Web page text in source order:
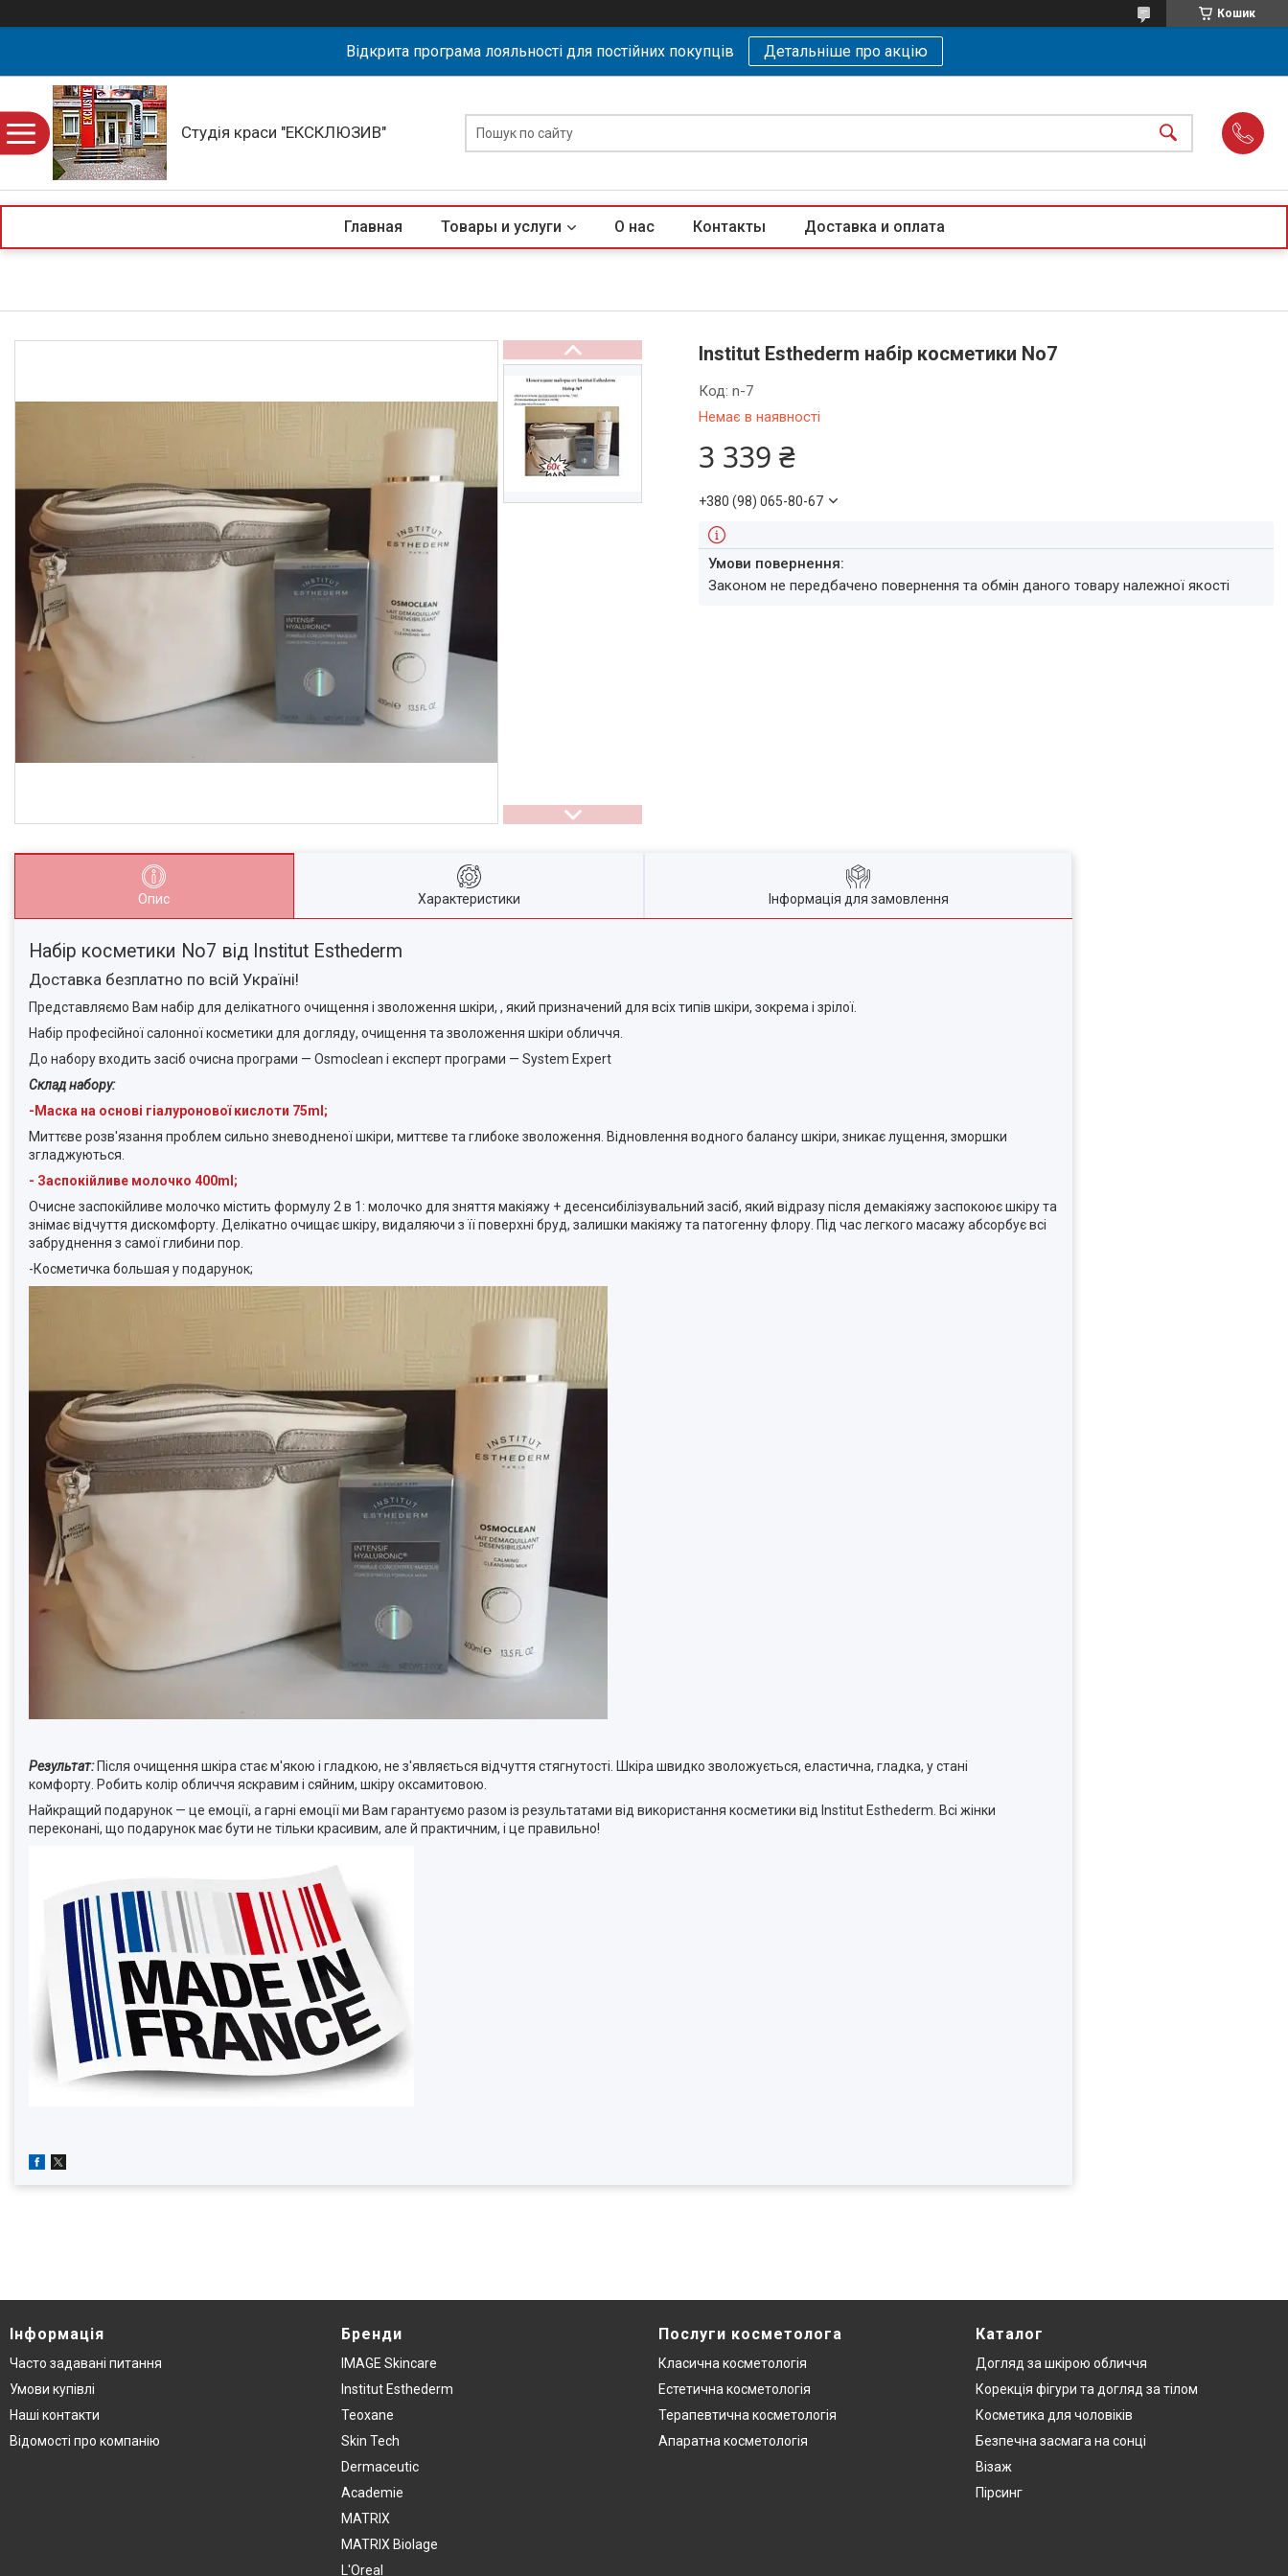
Кошик
Відкрита програма лояльності для постійних покупців Детальніше про акцію
Студія краси "ЕКСКЛЮЗИВ"
Главная Товары и услуги О нас Контакты Доставка и оплата
Institut Esthederm набір косметики No7
Немає в наявності
Код:n-7
3 339 ₴
+380 (98) 065-80-67
Законом не передбачено повернення та обмін даного товару належної якості
Опис Характеристики Інформація для замовлення
Набір косметики No7 від Institut Esthederm
Доставка безплатно по всій Україні!
Представляємо Вам набір для делікатного очищення і зволоження шкіри, , який призначений для всіх типів шкіри, зокрема і зрілої.
Набір професійної салонної косметики для догляду, очищення та зволоження шкіри обличчя.
До набору входить засіб очисна програми — Osmoclean і експерт програми — System Expert
Склад набору:
-Маска на основі гіалуронової кислоти 75ml;
Миттєве розв'язання проблем сильно зневодненої шкіри, миттєве та глибоке зволоження. Відновлення водного балансу шкіри, зникає лущення, зморшки
згладжуються.
- Заспокійливе молочко 400ml;
Очисне заспокійливе молочко містить формулу 2 в 1: молочко для зняття макіяжу + десенсибілізувальний засіб, який відразу після демакіяжу заспокоює шкіру та
знімає відчуття дискомфорту. Делікатно очищає шкіру, видаляючи з її поверхні бруд, залишки макіяжу та патогенну флору. Під час легкого масажу абсорбує всі
забруднення з самої глибини пор.
-Косметичка большая у подарунок;
Результат: Після очищення шкіра стає м'якою і гладкою, не з'являється відчуття стягнутості. Шкіра швидко зволожується, еластична, гладка, у стані
комфорту. Робить колір обличчя яскравим і сяйним, шкіру оксамитовою.
Найкращий подарунок — це емоції, а гарні емоції ми Вам гарантуємо разом із результатами від використання косметики від Institut Esthederm. Всі жінки
переконані, що подарунок має бути не тільки красивим, але й практичним, і це правильно!
Інформація
Часто задавані питання
Умови купівлі
Наші контакти
Відомості про компанію
Бренди
IMAGE Skincare
Institut Esthederm
Teoxane
Skin Tech
Dermaceutic
Academie
MATRIX
MATRIX Biolage
L'Oreal
Послуги косметолога
Класична косметологія
Естетична косметологія
Терапевтична косметологія
Апаратна косметологія
Каталог
Догляд за шкірою обличчя
Корекція фігури та догляд за тілом
Косметика для чоловіків
Безпечна засмага на сонці
Візаж
Пірсинг